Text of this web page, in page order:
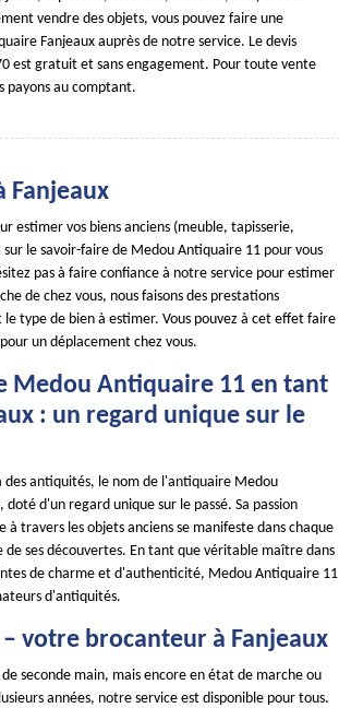
vendre des objets, vous pouvez faire une
Fanjeaux auprès de notre service. Le devis
est gratuit et sans engagement. Pour toute vente
payons au comptant.
Fanjeaux
estimer vos biens anciens (meuble, tapisserie,
le savoir-faire de Medou Antiquaire 11 pour vous
pas à faire confiance à notre service pour estimer
de chez vous, nous faisons des prestations
type de bien à estimer. Vous pouvez à cet effet faire
un déplacement chez vous.
Medou Antiquaire 11 en tant
: un regard unique sur le
des antiquités, le nom de l'antiquaire Medou
d'un regard unique sur le passé. Sa passion
travers les objets anciens se manifeste dans chaque
de ses découvertes. En tant que véritable maître dans
de charme et d'authenticité, Medou Antiquaire 11
d'antiquités.
votre brocanteur à Fanjeaux
seconde main, mais encore en état de marche ou
années, notre service est disponible pour tous.